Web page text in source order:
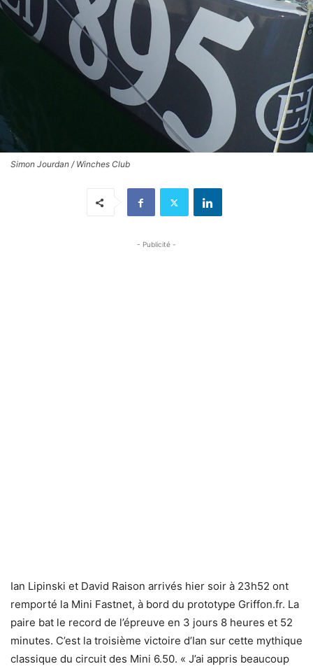
Simon Jourdan / Winches Club
- Publicité -
Ian Lipinski et David Raison arrivés hier soir à 23h52 ont
remporté la Mini Fastnet, à bord du prototype Griffon.fr. La
paire bat le record de l’épreuve en 3 jours 8 heures et 52
minutes. C’est la troisième victoire d’Ian sur cette mythique
classique du circuit des Mini 6.50. « J’ai appris beaucoup